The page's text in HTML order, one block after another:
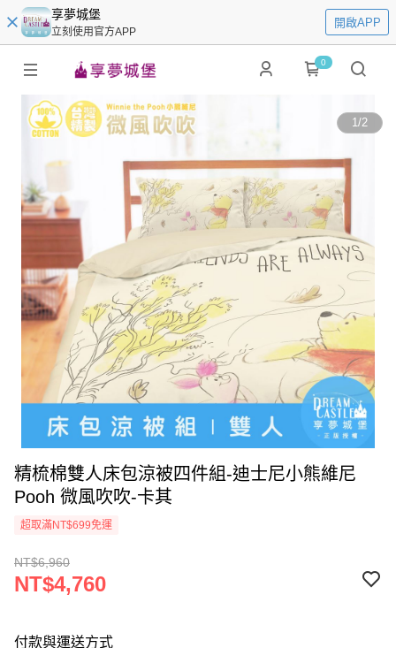
享夢城堡
立刻使用官方APP
開啟APP
0
1/2
精梳棉雙人床包涼被四件組-迪士尼小熊維尼
Pooh 微風吹吹-卡其
超取滿NT$699免運
NT$6,960
NT$4,760
付款與運送方式